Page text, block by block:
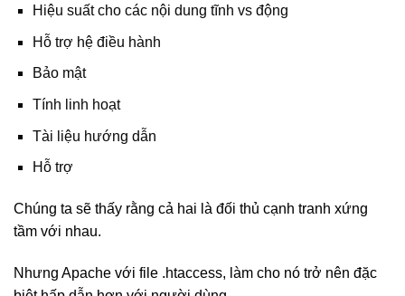
Hiệu suất cho các nội dung tĩnh vs động
Hỗ trợ hệ điều hành
Bảo mật
Tính linh hoạt
Tài liệu hướng dẫn
Hỗ trợ
Chúng ta sẽ thấy rằng cả hai là đối thủ cạnh tranh xứng
tầm với nhau.
Nhưng Apache với file .htaccess, làm cho nó trở nên đặc